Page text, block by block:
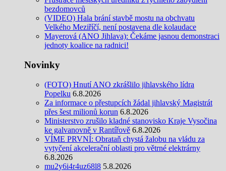
bezdomovců
(VIDEO) Hala brání stavbě mostu na obchvatu
Velkého Meziříčí, není postavena dle kolaudace
Mayerová (ANO Jihlava): Čekáme jasnou demonstraci
jednoty koalice na radnici!
Novinky
(FOTO) Hnutí ANO zkrášlilo jihlavského lídra
Popelku 6.8.2026
Za informace o přestupcích žádal jihlavský Magistrát
přes šest milionů korun 6.8.2026
Ministerstvo zrušilo kladné stanovisko Kraje Vysočina
ke galvanovně v Rantířově 6.8.2026
VÍME PRVNÍ: Obrataň chystá žalobu na vládu za
vytyčení akcelerační oblasti pro větrné elektrárny
6.8.2026
mu2y6i4r4uz68l8 5.8.2026